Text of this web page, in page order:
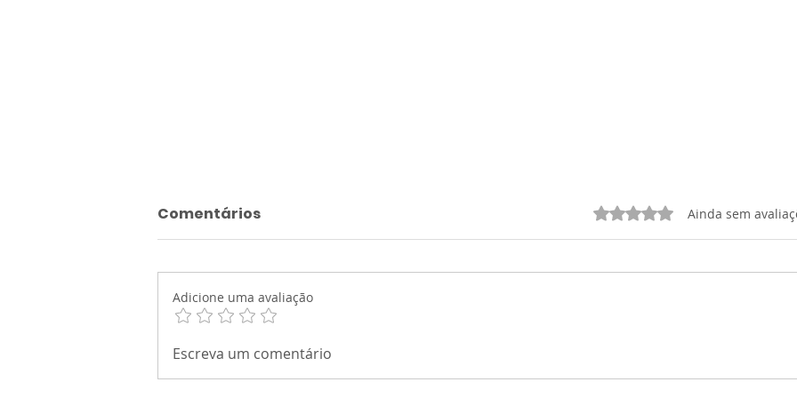
ATIVIDADE ADAPTADA:
Blocos Econômicos
políticos do Primeiro
Comentários Avaliado com 0 de 5 estrelas.
Ainda sem
Adicione uma avaliação
Escreva um comentário